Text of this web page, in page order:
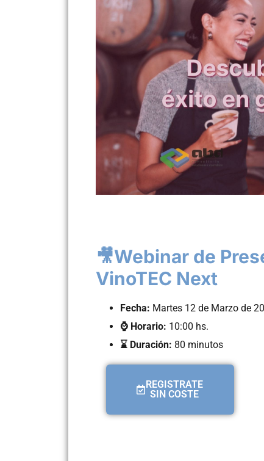
🎥Webinar de
VinoTEC Next
Fecha: Martes 12 de Marzo de
⌚ Horario: 10:00 hs.
⌛ Duración: 80 minutos
REGISTRATE
SIN COSTE